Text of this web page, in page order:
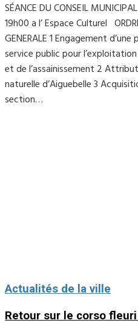
SÉANCE DU CONSEIL
19h00 a l’ Espace Culturel
GENERALE 1 Engagement
service public pour
et de l’assainissement 2
naturelle d’Aiguebelle 3
section…
Actualités de la ville
Retour sur le corso fleuri